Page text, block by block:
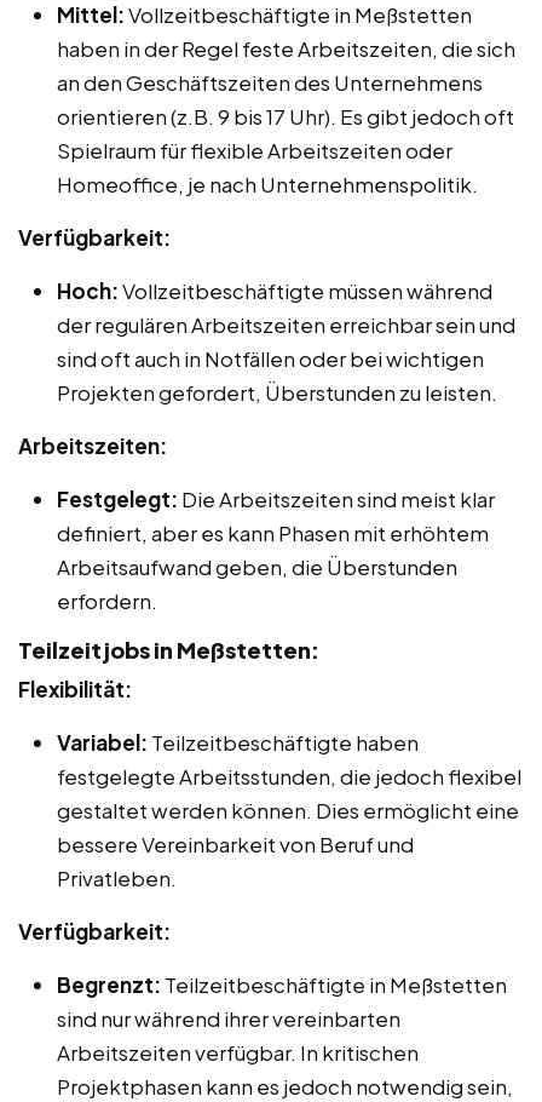
Mittel:Vollzeitbeschäftigte in Meßstetten
haben in der Regel feste Arbeitszeiten, die sich
an den Geschäftszeiten des Unternehmens
orientieren (z.B. 9 bis 17 Uhr). Es gibt jedoch oft
Spielraum für flexible Arbeitszeiten oder
Homeoffice, je nach Unternehmenspolitik.
Verfügbarkeit:
Hoch:Vollzeitbeschäftigte müssen während
der regulären Arbeitszeiten erreichbar sein und
sind oft auch in Notfällen oder bei wichtigen
Projekten gefordert, Überstunden zu leisten.
Arbeitszeiten:
Festgelegt: Die Arbeitszeiten sind meist klar
definiert, aber es kann Phasen mit erhöhtem
Arbeitsaufwand geben, die Überstunden
erfordern.
Teilzeitjobs in Meßstetten:
Flexibilität:
Variabel: Teilzeitbeschäftigte haben
festgelegte Arbeitsstunden, die jedoch flexibel
gestaltet werden können. Dies ermöglicht eine
bessere Vereinbarkeit von Beruf und
Privatleben.
Verfügbarkeit:
Begrenzt: Teilzeitbeschäftigte in Meßstetten
sind nur während ihrer vereinbarten
Arbeitszeiten verfügbar. In kritischen
Projektphasen kann es jedoch notwendig sein,